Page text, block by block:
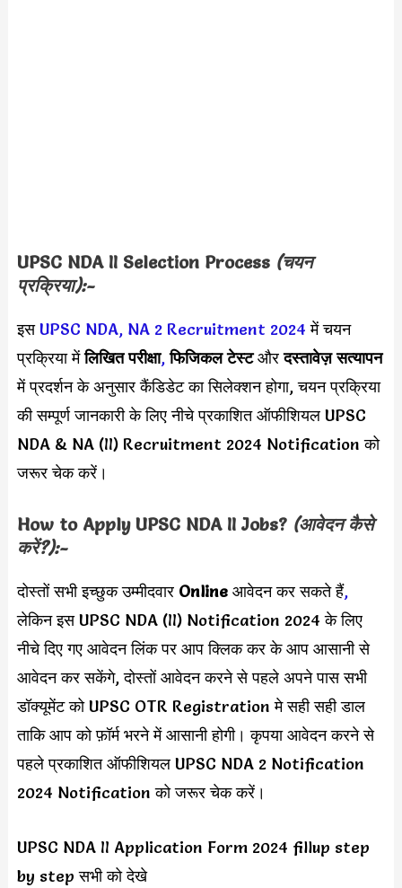
UPSC NDA II Selection Process (चयन
प्रक्रिया):-
इसUPSC NDA, NA 2 Recruitment 2024 में चयन
प्रक्रिया मेंलिखित परीक्षा,फिजिकल टेस्टऔरदस्तावेज़ सत्यापन
में प्रदर्शन के अनुसार कैंडिडेट का सिलेक्शन होगा, चयन प्रक्रिया
की सम्पूर्ण जानकारी के लिए नीचे प्रकाशित ऑफीशियल UPSC
NDA & NA (II) Recruitment 2024 Notification को
जरूर चेक करें।
How to Apply UPSC NDA II Jobs?(आवेदन कैसे
करें?):-
दोस्तों सभी इच्छुक उम्मीदवार Online आवेदन कर सकते हैं,
लेकिन इस UPSC NDA (II) Notification 2024 के लिए
नीचे दिए गए आवेदन लिंक पर आप क्लिक कर के आप आसानी से
आवेदन कर सकेंगे, दोस्तों आवेदन करने से पहले अपने पास सभी
डॉक्यूमेंट को UPSC OTR Registration मे सही सही डाल
ताकि आप को फ़ॉर्म भरने में आसानी होगी। कृपया आवेदन करने से
पहले प्रकाशित ऑफीशियल UPSC NDA 2 Notification
2024 Notification को जरूर चेक करें।
UPSC NDA II Application Form 2024 fillup step
by step सभी को देखे